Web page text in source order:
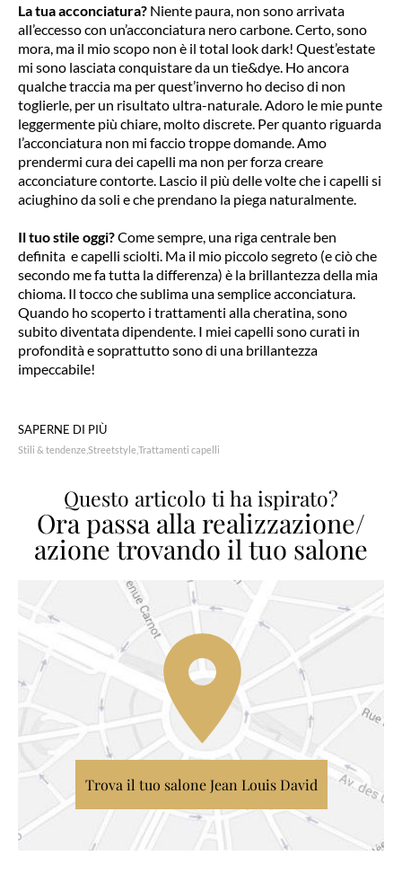
La tua acconciatura? Niente paura, non sono arrivata
all’eccesso con un’acconciatura nero carbone. Certo, sono
mora, ma il mio scopo non è il total look dark! Quest’estate
mi sono lasciata conquistare da un tie&dye. Ho ancora
qualche traccia ma per quest’inverno ho deciso di non
toglierle, per un risultato ultra-naturale. Adoro le mie punte
leggermente più chiare, molto discrete. Per quanto riguarda
l’acconciatura non mi faccio troppe domande. Amo
prendermi cura dei capelli ma non per forza creare
acconciature contorte. Lascio il più delle volte che i capelli si
aciughino da soli e che prendano la piega naturalmente.
Il tuo stile oggi?Come sempre, una riga centrale ben
definita e capelli sciolti. Ma il mio piccolo segreto (e ciò che
secondo me fa tutta la differenza) è la brillantezza della mia
chioma. Il tocco che sublima una semplice acconciatura.
Quando ho scoperto i trattamenti alla cheratina, sono
subito diventata dipendente. I miei capelli sono curati in
profondità e soprattutto sono di una brillantezza
impeccabile!
SAPERNE DI PIÙ
Stili & tendenze Streetstyle Trattamenti capelli
Questo articolo ti ha ispirato?
Ora passa alla realizzazione/
azione trovando il tuo salone
Trova il tuo salone Jean Louis David